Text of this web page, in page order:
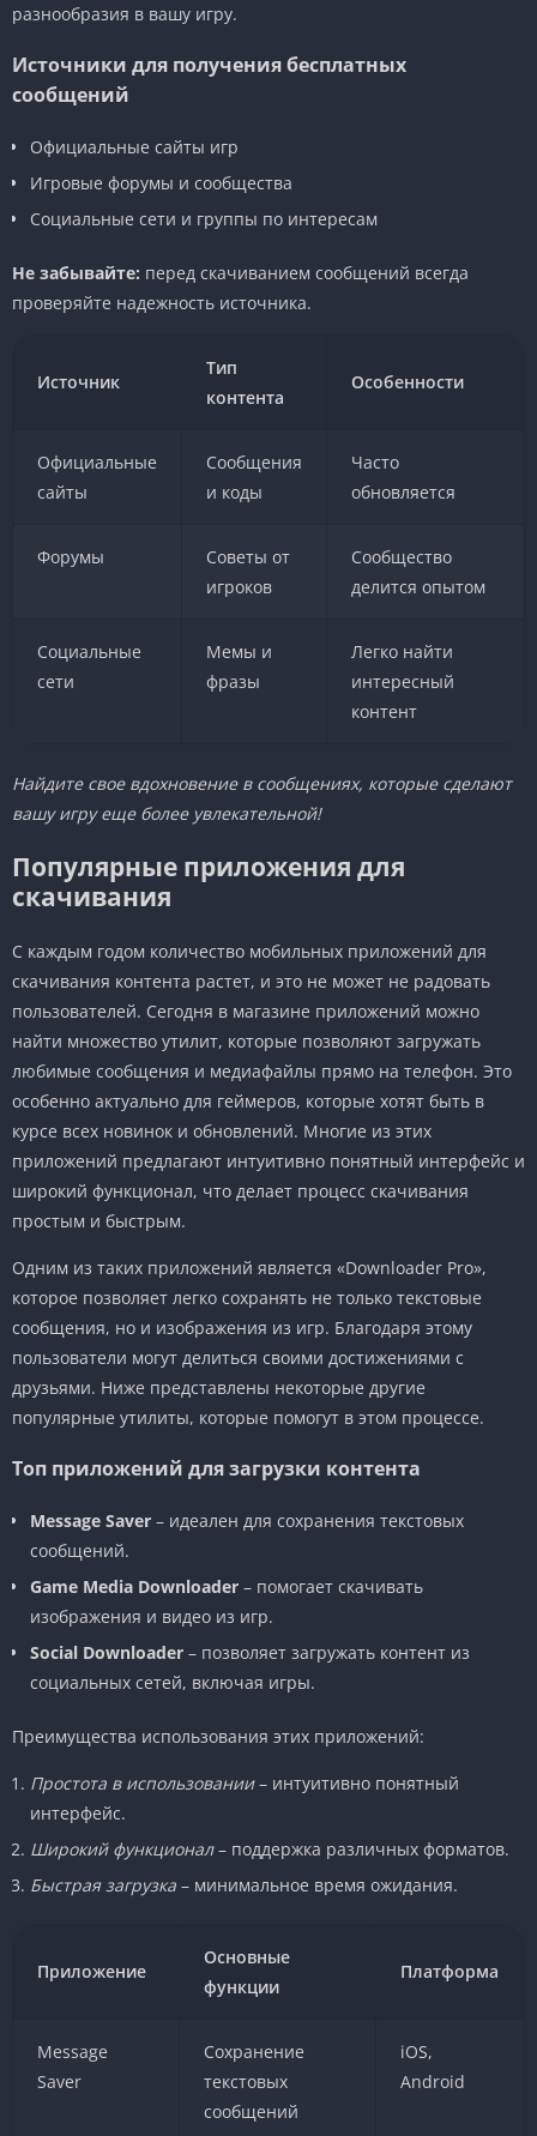
разнообразия в вашу игру.
Источники для получения бесплатных
сообщений
Официальные сайты игр
Игровые форумы и сообщества
Социальные сети и группы по интересам
Не забывайте: перед скачиванием сообщений всегда
проверяйте надежность источника.
Источник
Тип
контента
Особенности
Официальные
сайты
Сообщения
и коды
Часто
обновляется
Форумы
Советы от
игроков
Сообщество
делится опытом
Социальные
сети
Мемы и
фразы
Легко найти
интересный
контент
Найдите свое вдохновение в сообщениях, которые сделают
вашу игру еще более увлекательной!
Популярные приложения для
скачивания
С каждым годом количество мобильных приложений для
скачивания контента растет, и это не может не радовать
пользователей. Сегодня в магазине приложений можно
найти множество утилит, которые позволяют загружать
любимые сообщения и медиафайлы прямо на телефон. Это
особенно актуально для геймеров, которые хотят быть в
курсе всех новинок и обновлений. Многие из этих
приложений предлагают интуитивно понятный интерфейс и
широкий функционал, что делает процесс скачивания
простым и быстрым.
Одним из таких приложений является «Downloader Pro»,
которое позволяет легко сохранять не только текстовые
сообщения, но и изображения из игр. Благодаря этому
пользователи могут делиться своими достижениями с
друзьями. Ниже представлены некоторые другие
популярные утилиты, которые помогут в этом процессе.
Топ приложений для загрузки контента
Message Saver – идеален для сохранения текстовых
сообщений.
Game Media Downloader – помогает скачивать
изображения и видео из игр.
Social Downloader – позволяет загружать контент из
социальных сетей, включая игры.
Преимущества использования этих приложений:
Простота в использовании– интуитивно понятный
интерфейс.
Широкий функционал– поддержка различных форматов.
Быстрая загрузка – минимальное время ожидания.
Приложение
Основные
функции
Платформа
Message
Saver
Сохранение
текстовых
сообщений
iOS,
Android